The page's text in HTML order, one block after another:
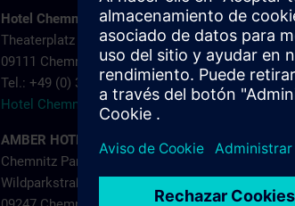
Hotel Chemnitzer Hof
Theaterplatz 4
09111 Chemnitz
Tel.: +49 (0) 3 71 68 4-0
Hotel Chemnitzer Hof >
AMBER HOTEL
Chemnitz Park
Wildparkstraße 6